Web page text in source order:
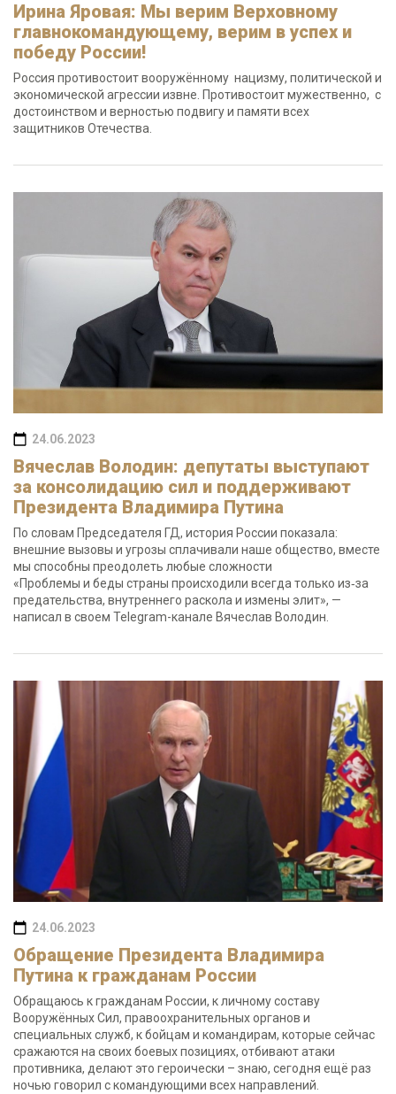
Ирина Яровая: Мы верим Верховному
главнокомандующему, верим в успех и
победу России!
Россия противостоит вооружённому нацизму, политической и
экономической агрессии извне. Противостоит мужественно, с
достоинством и верностью подвигу и памяти всех
защитников Отечества.
24.06.2023
Вячеслав Володин: депутаты выступают
за консолидацию сил и поддерживают
Президента Владимира Путина
По словам Председателя ГД, история России показала:
внешние вызовы и угрозы сплачивали наше общество, вместе
мы способны преодолеть любые сложности
«Проблемы и беды страны происходили всегда только из‑за
предательства, внутреннего раскола и измены элит», —
написал в своем Telegram-канале Вячеслав Володин.
24.06.2023
Обращение Президента Владимира
Путина к гражданам России
Обращаюсь к гражданам России, к личному составу
Вооружённых Сил, правоохранительных органов и
специальных служб, к бойцам и командирам, которые сейчас
сражаются на своих боевых позициях, отбивают атаки
противника, делают это героически – знаю, сегодня ещё раз
ночью говорил с командующими всех направлений.